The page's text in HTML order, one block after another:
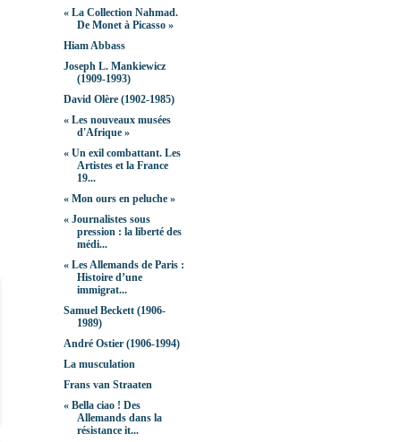
« La Collection Nahmad.
De Monet à Picasso »
Hiam Abbass
Joseph L. Mankiewicz
(1909-1993)
David Olère (1902-1985)
« Les nouveaux musées
d'Afrique »
« Un exil combattant. Les
Artistes et la France
19...
« Mon ours en peluche »
« Journalistes sous
pression : la liberté des
médi...
« Les Allemands de Paris :
Histoire d’une
immigrat...
Samuel Beckett (1906-
1989)
André Ostier (1906-1994)
La musculation
Frans van Straaten
« Bella ciao ! Des
Allemands dans la
résistance it...